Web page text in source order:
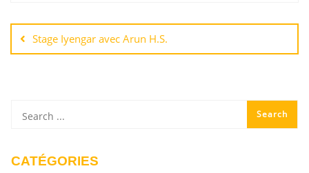
Stage Iyengar avec Arun H.S.
CATÉGORIES